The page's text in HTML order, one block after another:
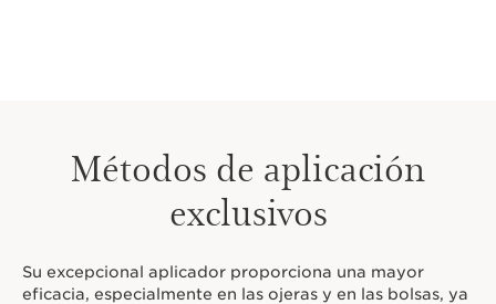
Métodos de aplicación
exclusivos
Su excepcional aplicador proporciona una mayor
eficacia, especialmente en las ojeras y en las bolsas, ya